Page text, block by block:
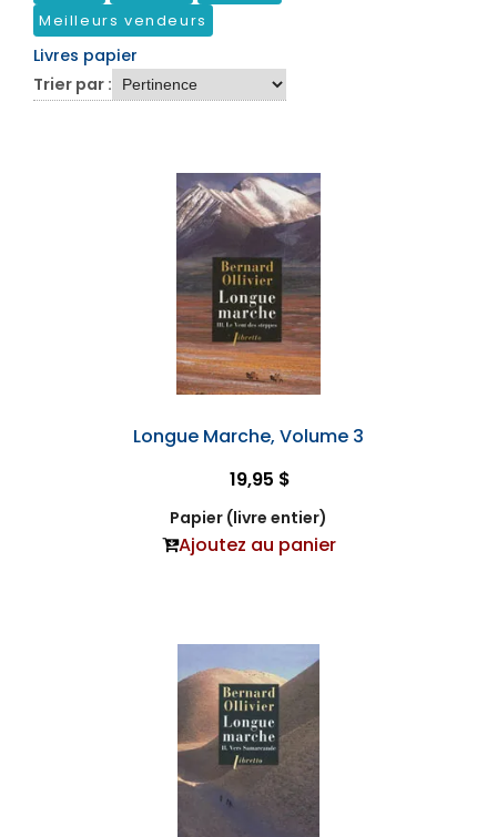
Meilleurs vendeurs
Livres papier
Trier par :
Longue Marche, Volume 3
19,95 $
Papier (livre entier)
Ajoutez au panier